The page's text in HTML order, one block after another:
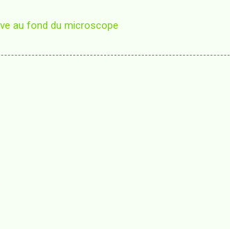
au fond du microscope